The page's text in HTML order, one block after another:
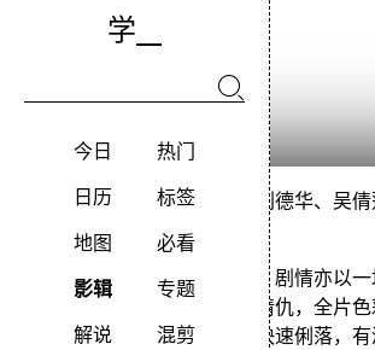
学
今日 热门
日历 标签
地图 必看
影辑 专题
解说 混剪
本片由杜琪峰导演、王杰、刘德华、吴
影片以一群赌徒为中心人物，剧情亦以一
但描述的却是一段兄弟恩怨情仇，全片
明突出，大量火爆动作场面快速俐落，